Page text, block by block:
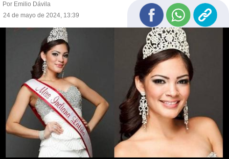
Por Emilio Dávila
24 de mayo de 2024, 13:39